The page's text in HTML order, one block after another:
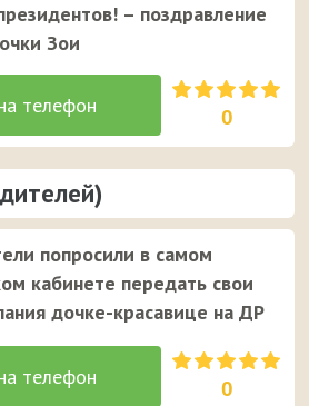
– поздравление
Зои
0
попросили в самом
кабинете передать свои
дочке-красавице на ДР
0